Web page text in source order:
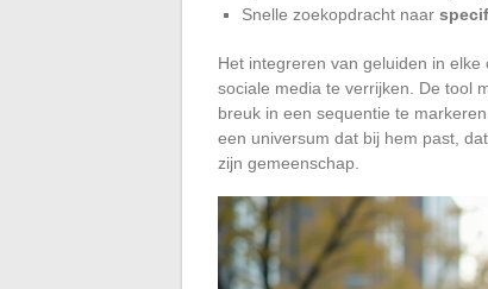
Snelle zoekopdracht naar
Het integreren van geluiden in
sociale media te verrijken. De tool
breuk in een sequentie te
een universum dat bij hem past,
zijn gemeenschap.